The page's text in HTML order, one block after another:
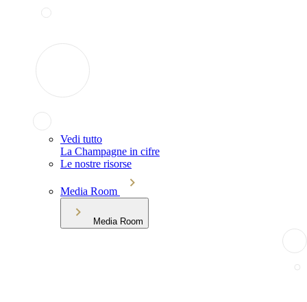
Vedi tutto
La Champagne in cifre
Le nostre risorse
Media Room
Media Room